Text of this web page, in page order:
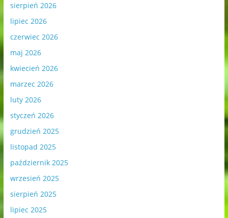
sierpień 2026
lipiec 2026
czerwiec 2026
maj 2026
kwiecień 2026
marzec 2026
luty 2026
styczeń 2026
grudzień 2025
listopad 2025
październik 2025
wrzesień 2025
sierpień 2025
lipiec 2025